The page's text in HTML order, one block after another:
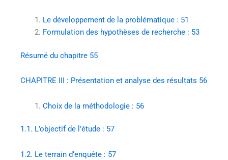
Le développement de la problématique : 51
Formulation des hypothèses de recherche : 53
Résumé du chapitre 55
CHAPITRE III : Présentation et analyse des résultats 56
Choix de la méthodologie : 56
1.1. L’objectif de l’étude : 57
1.2. Le terrain d’enquête : 57